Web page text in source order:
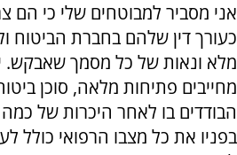
אני מסביר למבוטחים שלי כי הם
כעורך דין שלהם בחברת הביטוח
מלא ונאות של כל מסמך שאבקש.
מחייבים פתיחות מלאה, סוכן
הבודדים בו לאחר היכרות של
בפניו את כל מצבו הרפואי כולל